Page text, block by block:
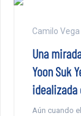
Camilo
Una
Yoon Suk
idealizada
Aún cuando